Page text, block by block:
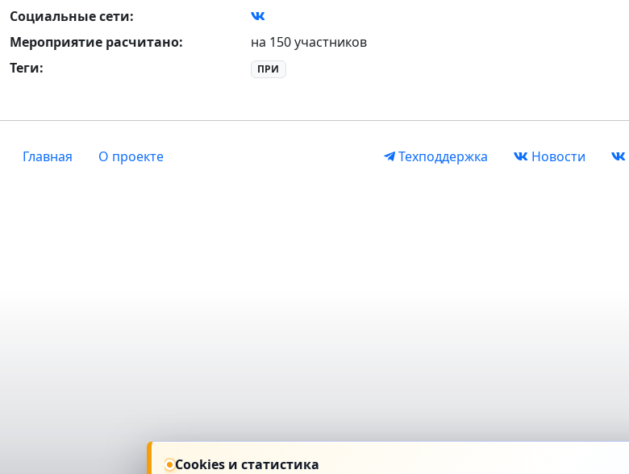
Социальные сети:
Мероприятие расчитано:
на 150 участников
Теги: ПРИ
Главная О проекте Техподдержка Новости
Cookies и статистика